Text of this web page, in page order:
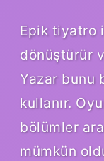
Epik tiyatro
dönüştürür
Yazar bunu
kullanır.
bölümler
mümkün